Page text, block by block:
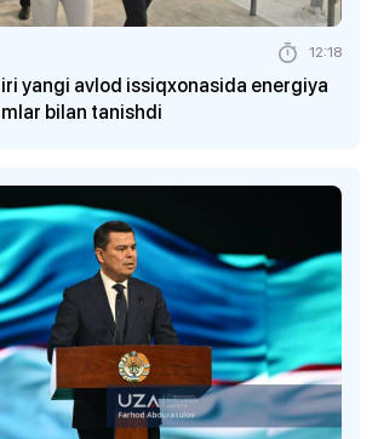
yangi avlod issiqxonasida energiya
bilan tanishdi
12:18